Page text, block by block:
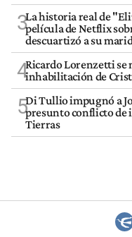
3La historia real de
película de Netflix
descuartizó a su
4Ricardo Lorenzetti se
inhabilitación de
5Di Tullio impugnó a
presunto conflicto de
Tierras